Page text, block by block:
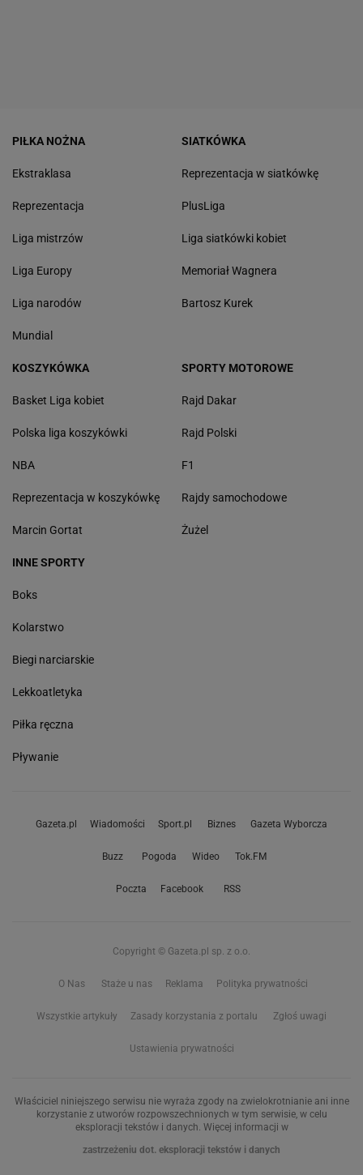
PIŁKA NOŻNA
Ekstraklasa
Reprezentacja
Liga mistrzów
Liga Europy
Liga narodów
Mundial
SIATKÓWKA
Reprezentacja w siatkówkę
PlusLiga
Liga siatkówki kobiet
Memoriał Wagnera
Bartosz Kurek
KOSZYKÓWKA
Basket Liga kobiet
Polska liga koszykówki
NBA
Reprezentacja w koszykówkę
Marcin Gortat
SPORTY MOTOROWE
Rajd Dakar
Rajd Polski
F1
Rajdy samochodowe
Żużel
INNE SPORTY
Boks
Kolarstwo
Biegi narciarskie
Lekkoatletyka
Piłka ręczna
Pływanie
Gazeta.pl Wiadomości Sport.pl Biznes Gazeta Wyborcza
Buzz Pogoda Wideo Tok.FM
Poczta Facebook RSS
Copyright © Gazeta.pl sp. z o.o.
O Nas Staże u nas Reklama Polityka prywatności
Wszystkie artykuły Zasady korzystania z portalu Zgłoś uwagi
Ustawienia prywatności
Właściciel niniejszego serwisu nie wyraża zgody na zwielokrotnianie ani inne
korzystanie z utworów rozpowszechnionych w tym serwisie, w celu
eksploracji tekstów i danych. Więcej informacji w
zastrzeżeniu dot. eksploracji tekstów i danych